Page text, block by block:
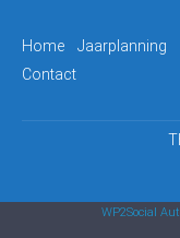
Home Jaarplanning
Contact
WP2Social